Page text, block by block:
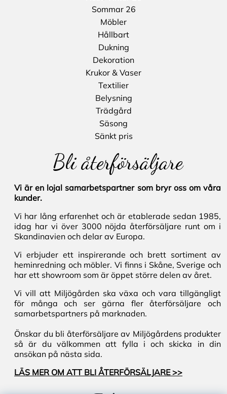
Sommar 26
Möbler
Hållbart
Dukning
Dekoration
Krukor & Vaser
Textilier
Belysning
Trädgård
Säsong
Sänkt pris
Bli återförsäljare
Vi är en lojal samarbetspartner som bryr oss om våra
kunder.
Vi har lång erfarenhet och är etablerade sedan 1985,
idag har vi över 3000 nöjda återförsäljare runt om i
Skandinavien och delar av Europa.
Vi erbjuder ett inspirerande och brett sortiment av
heminredning och möbler. Vi finns i Skåne, Sverige och
har ett showroom som är öppet större delen av året.
Vi vill att Miljögården ska växa och vara tillgängligt
för många och ser gärna fler återförsäljare och
samarbetspartners på marknaden.
Önskar du bli återförsäljare av Miljögårdens produkter
så är du välkommen att fylla i och skicka in din
ansökan på nästa sida.
LÄS MER OM ATT BLI ÅTERFÖRSÄLJARE >>